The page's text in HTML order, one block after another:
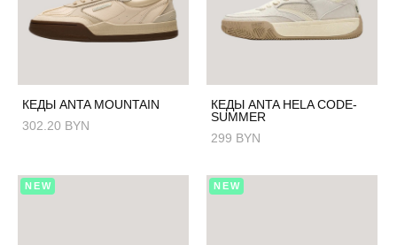
КЕДЫ ANTA MOUNTAIN
302.20 BYN
КЕДЫ ANTA HELA CODE-
SUMMER
299 BYN
NEW NEW